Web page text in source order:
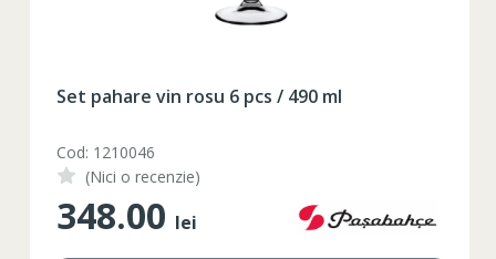
M
Inaltime
Circumferinta pieptului 86-96
Set pahare vin rosu 6 pcs / 490 ml
Cod: 1210046
(Nici o recenzie)
348.00 lei